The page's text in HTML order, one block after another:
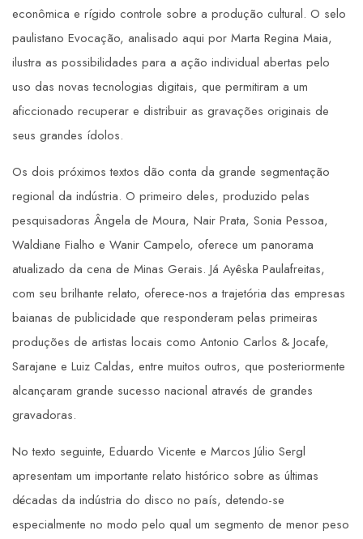
econômica e rígido controle sobre a produção cultural. O selo
paulistano Evocação, analisado aqui por Marta Regina Maia,
ilustra as possibilidades para a ação individual abertas pelo
uso das novas tecnologias digitais, que permitiram a um
aficcionado recuperar e distribuir as gravações originais de
seus grandes ídolos.
Os dois próximos textos dão conta da grande segmentação
regional da indústria. O primeiro deles, produzido pelas
pesquisadoras Ângela de Moura, Nair Prata, Sonia Pessoa,
Waldiane Fialho e Wanir Campelo, oferece um panorama
atualizado da cena de Minas Gerais. Já Ayêska Paulafreitas,
com seu brilhante relato, oferece-nos a trajetória das empresas
baianas de publicidade que responderam pelas primeiras
produções de artistas locais como Antonio Carlos & Jocafe,
Sarajane e Luiz Caldas, entre muitos outros, que posteriormente
alcançaram grande sucesso nacional através de grandes
gravadoras.
No texto seguinte, Eduardo Vicente e Marcos Júlio Sergl
apresentam um importante relato histórico sobre as últimas
décadas da indústria do disco no país, detendo-se
especialmente no modo pelo qual um segmento de menor peso